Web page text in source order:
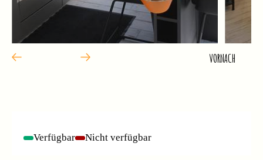
VORNACH
- Verfügbar - Nicht verfügbar